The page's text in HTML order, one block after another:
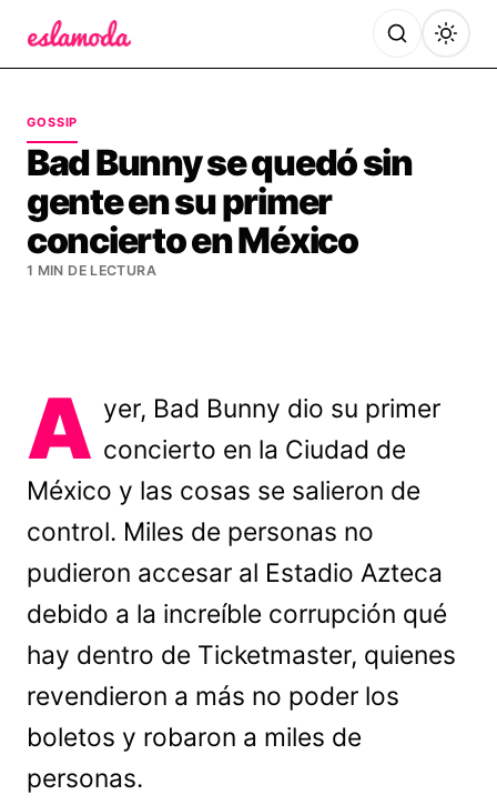
GOSSIP
Bad Bunny se quedó sin
gente en su primer
concierto en México
1 MIN DE LECTURA
A yer, Bad Bunny dio su primer
concierto en la Ciudad de
México y las cosas se salieron de
control. Miles de personas no
pudieron accesar al Estadio Azteca
debido a la increíble corrupción qué
hay dentro de Ticketmaster, quienes
revendieron a más no poder los
boletos y robaron a miles de
personas.